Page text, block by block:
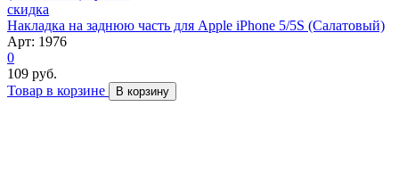
скидка
Накладка на заднюю часть для Apple iPhone 5/5S (Салатовый)
Арт: 1976
0
109 руб.
Товар в корзине
В корзину